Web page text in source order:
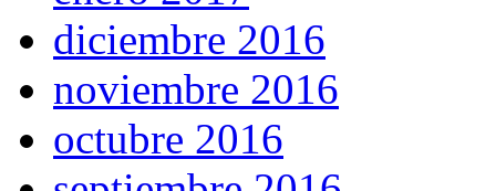
diciembre 2016
noviembre 2016
octubre 2016